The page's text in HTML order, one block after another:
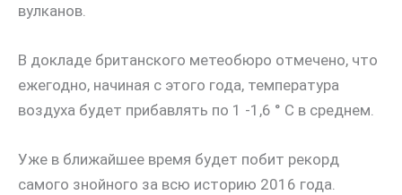
вулканов.
В докладе британского метеобюро отмечено, что
ежегодно, начиная с этого года, температура
воздуха будет прибавлять по 1 -1,6 ° С в среднем.
Уже в ближайшее время будет побит рекорд
самого знойного за всю историю 2016 года.